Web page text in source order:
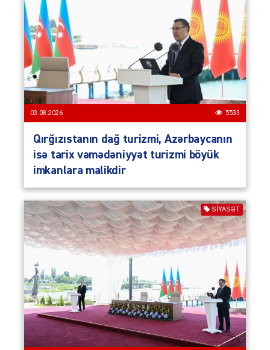
03.08.2026 5533
Qırğızıstanın dağ turizmi, Azərbaycanın
isə tarix vəmədəniyyət turizmi böyük
imkanlara malikdir
SIYASƏT